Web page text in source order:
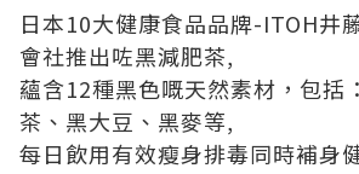
日本10大健康食品品牌-ITOH井
會社推出咗黑減肥茶,
蘊含12種黑色嘅天然素材，包括
茶、黑大豆、黑麥等,
每日飲用有效瘦身排毒同時補身